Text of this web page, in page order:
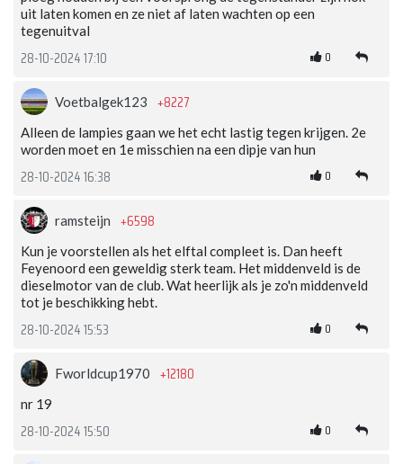
uit laten komen en ze niet af laten wachten op een
tegenuitval
28-10-2024 17:10 0
Voetbalgek123 +8227
Alleen de lampies gaan we het echt lastig tegen krijgen. 2e
worden moet en 1e misschien na een dipje van hun
28-10-2024 16:38 0
ramsteijn +6598
Kun je voorstellen als het elftal compleet is. Dan heeft
Feyenoord een geweldig sterk team. Het middenveld is de
dieselmotor van de club. Wat heerlijk als je zo'n middenveld
tot je beschikking hebt.
28-10-2024 15:53 0
Fworldcup1970 +12180
nr 19
28-10-2024 15:50 0